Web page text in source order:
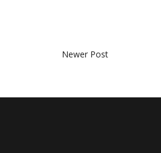
Newer Post